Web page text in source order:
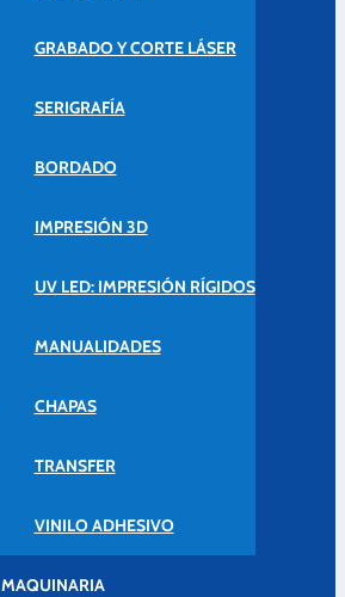
GRABADO Y CORTE LÁSER
SERIGRAFÍA
BORDADO
IMPRESIÓN 3D
UV LED: IMPRESIÓN RÍGIDOS
MANUALIDADES
CHAPAS
TRANSFER
VINILO ADHESIVO
MAQUINARIA